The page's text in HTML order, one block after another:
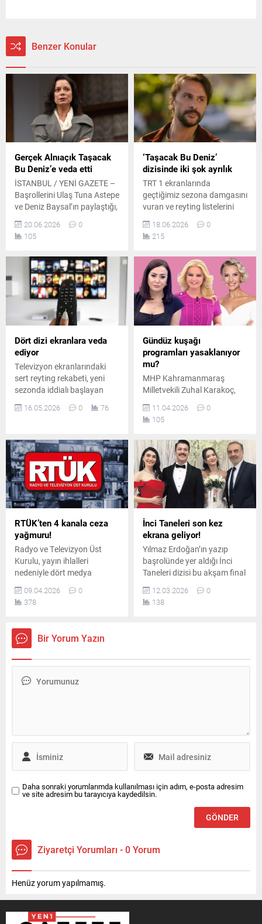
Benzer Konular
Gerçek Alnıaçık Taşacak
Bu Deniz’e veda etti
İSTANBUL / YENİ GAZETE –
Başrollerini Ulaş Tuna Astepe
ve Deniz Baysal’ın paylaştığı,
reyting listelerinde adından
söz ettiren “Taşacak Bu
Deniz” dizisinin oyuncu
yaşanıyor. Çekimleri
Trabzon’da gerçekleştirilen
ve iki düşman ailenin
mücadelesini konu alan
dizide, Eleni karakterinin
Atina’da yaşayan korumacı
üvey annesi, saygın doktor
“Melina Miryano”yu
canlandıran...
20.06.2026
0
105
‘Taşacak Bu Deniz’
dizisinde iki şok ayrılık
TRT 1 ekranlarında
geçtiğimiz sezona damgasını
vuran ve reyting listelerini
altüst eden "Taşacak Bu
Deniz" dizisinde yeni sezon
öncesi flaş gelişmeler
hırçın doğasında geçen
sürükleyici hikayesiyle
izleyicileri ekrana kilitleyen
fenomen yapımdan iki
önemli karakterin ayrıldığı
öğrenildi.
18.06.2026
0
215
Dört dizi ekranlara veda
ediyor
Televizyon ekranlarındaki
sert reyting rekabeti, yeni
sezonda iddialı başlayan
sonunu getirdi. Beklenen
maliyetleri karşılayamayan
diziler için yayıncı kanallar
ardı ardına final kararı aldı.
16.05.2026 0 76
Gündüz kuşağı
programları yasaklanıyor
mu?
MHP Kahramanmaraş
Milletvekili Zuhal Karakoç,
ve haberlerde mahremiyet
ihlallerini önlemek amacıyla
özel hayatın teşhir
edilmesine ağır yaptırımlar
getirilmesi öngörülüyor.
11.04.2026
0
105
RTÜK’ten 4 kanala ceza
yağmuru!
Radyo ve Televizyon Üst
Kurulu, yayın ihlalleri
nedeniyle dört medya
kuruluşuna farklı oranlarda
idari para cezaları verdi.
Kararlar, haber doğruluğu,
ihlali ve haksız kazanç
başlıklarında alındı.
09.04.2026
0
378
İnci Taneleri son kez
ekrana geliyor!
Yılmaz Erdoğan’ın yazıp
başrolünde yer aldığı İnci
Taneleri dizisi bu akşam final
yaparak ekran yolculuğunu
tamamlıyor. Üç sezon süren
yapım, güçlü hikâyesi,
12.03.2026
0
138
Bir Yorum Yazın
Daha sonraki yorumlarımda kullanılması için adım, e-posta adresim
ve site adresim bu tarayıcıya kaydedilsin.
Ziyaretçi Yorumları - 0 Yorum
Henüz yorum yapılmamış.